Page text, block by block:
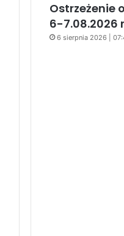
Ostrzeżenie
6-7.08.2026
6 sierpnia 2026 |